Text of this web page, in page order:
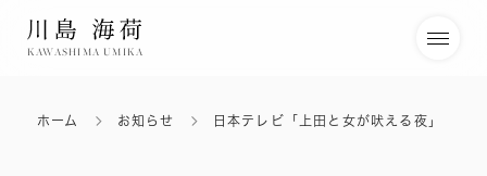
KAWASHIMA UMIKA
ホーム お知らせ 日本テレビ「上田と女が吠える夜」